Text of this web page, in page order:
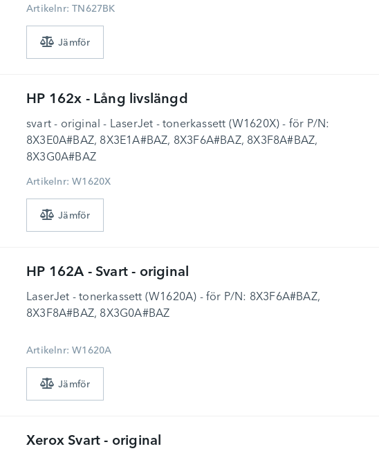
Artikelnr: TN627BK
HP 162x - Lång livslängd
svart - original - LaserJet - tonerkassett (W1620X) - för P/N:
8X3E0A#BAZ, 8X3E1A#BAZ, 8X3F6A#BAZ, 8X3F8A#BAZ,
8X3G0A#BAZ
Artikelnr: W1620X
HP 162A - Svart - original
LaserJet - tonerkassett (W1620A) - för P/N: 8X3F6A#BAZ,
8X3F8A#BAZ, 8X3G0A#BAZ
Artikelnr: W1620A
Xerox Svart - original